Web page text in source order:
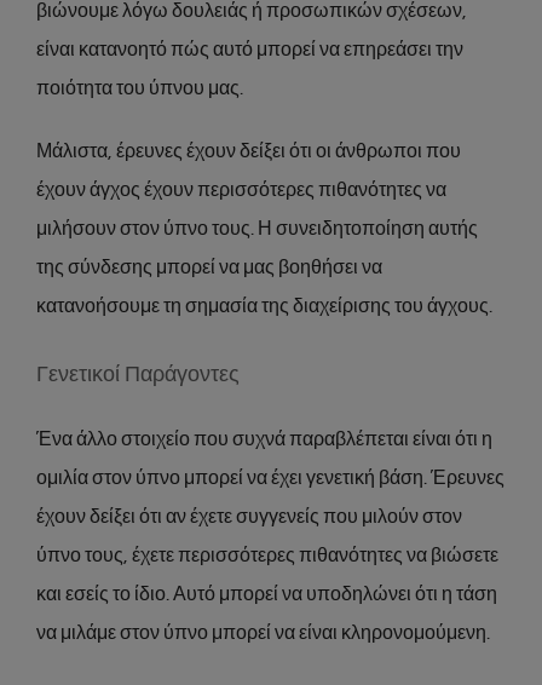
βιώνουμε λόγω δουλειάς ή προσωπικών σχέσεων,
είναι κατανοητό πώς αυτό μπορεί να επηρεάσει την
ποιότητα του ύπνου μας.
Μάλιστα, έρευνες έχουν δείξει ότι οι άνθρωποι που
έχουν άγχος έχουν περισσότερες πιθανότητες να
μιλήσουν στον ύπνο τους. Η συνειδητοποίηση αυτής
της σύνδεσης μπορεί να μας βοηθήσει να
κατανοήσουμε τη σημασία της διαχείρισης του άγχους.
Γενετικοί Παράγοντες
Ένα άλλο στοιχείο που συχνά παραβλέπεται είναι ότι η
ομιλία στον ύπνο μπορεί να έχει γενετική βάση. Έρευνες
έχουν δείξει ότι αν έχετε συγγενείς που μιλούν στον
ύπνο τους, έχετε περισσότερες πιθανότητες να βιώσετε
και εσείς το ίδιο. Αυτό μπορεί να υποδηλώνει ότι η τάση
να μιλάμε στον ύπνο μπορεί να είναι κληρονομούμενη.